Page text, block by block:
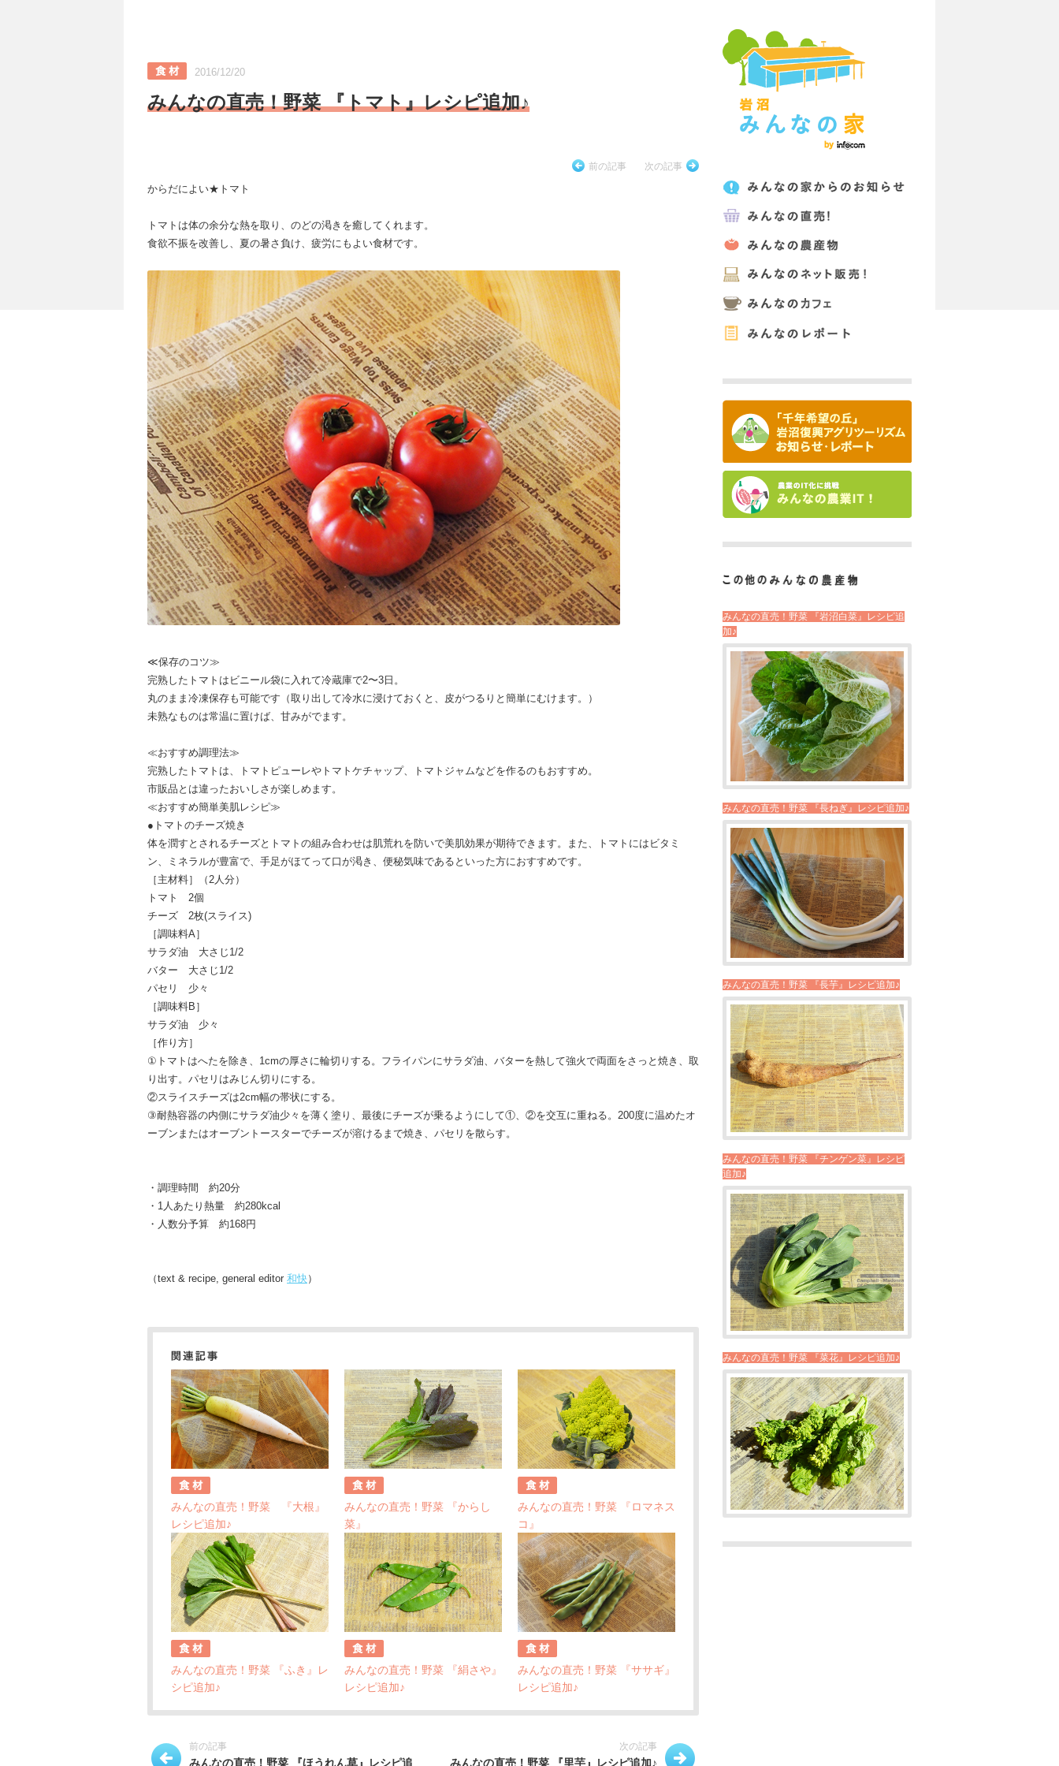
2016/12/20
みんなの直売！野菜 『トマト』レシピ追加♪
前の記事 次の記事
からだによい★トマト
トマトは体の余分な熱を取り、のどの渇きを癒してくれます。
食欲不振を改善し、夏の暑さ負け、疲労にもよい食材です。
≪保存のコツ≫
完熟したトマトはビニール袋に入れて冷蔵庫で2〜3日。
丸のまま冷凍保存も可能です（取り出して冷水に浸けておくと、皮がつるりと簡単にむけます。）
未熟なものは常温に置けば、甘みがでます。
≪おすすめ調理法≫
完熟したトマトは、トマトピューレやトマトケチャップ、トマトジャムなどを作るのもおすすめ。
市販品とは違ったおいしさが楽しめます。
≪おすすめ簡単美肌レシピ≫
●トマトのチーズ焼き
体を潤すとされるチーズとトマトの組み合わせは肌荒れを防いで美肌効果が期待できます。また、トマトにはビタミ
ン、ミネラルが豊富で、手足がほてって口が渇き、便秘気味であるといった方におすすめです。
［主材料］（2人分）
トマト 2個
チーズ 2枚(スライス)
［調味料A］
サラダ油 大さじ1/2
バター 大さじ1/2
パセリ 少々
［調味料B］
サラダ油 少々
［作り方］
①トマトはへたを除き、1cmの厚さに輪切りする。フライパンにサラダ油、バターを熱して強火で両面をさっと焼き、取
り出す。パセリはみじん切りにする。
②スライスチーズは2cm幅の帯状にする。
③耐熱容器の内側にサラダ油少々を薄く塗り、最後にチーズが乗るようにして①、②を交互に重ねる。200度に温めたオ
ーブンまたはオーブントースターでチーズが溶けるまで焼き、パセリを散らす。
・調理時間 約20分
・1人あたり熱量 約280kcal
・人数分予算 約168円
（text & recipe, general editor 和快）
みんなの直売！野菜 『大根』
レシピ追加♪
みんなの直売！野菜 『からし
菜』
みんなの直売！野菜 『ロマネス
コ』
みんなの直売！野菜 『ふき』レ
シピ追加♪
みんなの直売！野菜 『絹さや』
レシピ追加♪
みんなの直売！野菜 『ササギ』
レシピ追加♪
前の記事
みんなの直売！野菜 『ほうれん草』レシピ追
次の記事
みんなの直売！野菜 『里芋』レシピ追加♪
みんなの直売！野菜 『岩沼白菜』レシピ追
加♪
みんなの直売！野菜 『長ねぎ』レシピ追加♪
みんなの直売！野菜 『長芋』レシピ追加♪
みんなの直売！野菜 『チンゲン菜』レシピ
追加♪
みんなの直売！野菜 『菜花』レシピ追加♪